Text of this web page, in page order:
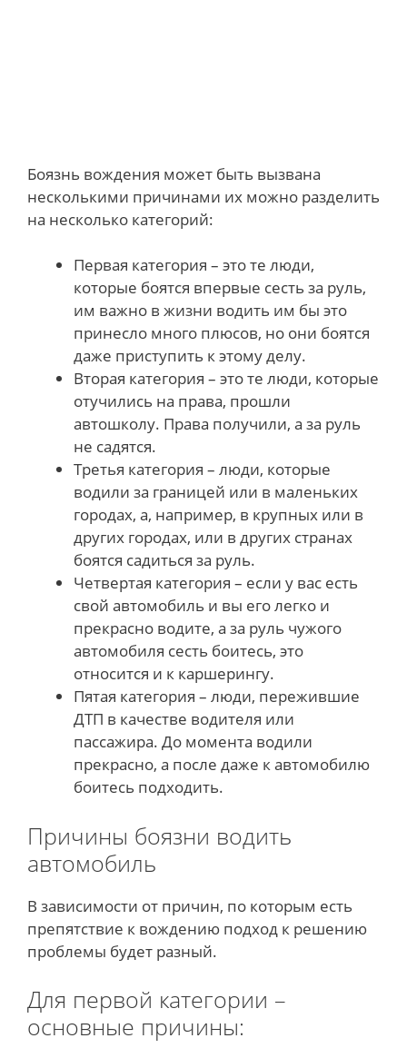
Боязнь вождения может быть вызвана
несколькими причинами их можно разделить
на несколько категорий:
Первая категория – это те люди,
которые боятся впервые сесть за руль,
им важно в жизни водить им бы это
принесло много плюсов, но они боятся
даже приступить к этому делу.
Вторая категория – это те люди, которые
отучились на права, прошли
автошколу. Права получили, а за руль
не садятся.
Третья категория – люди, которые
водили за границей или в маленьких
городах, а, например, в крупных или в
других городах, или в других странах
боятся садиться за руль.
Четвертая категория – если у вас есть
свой автомобиль и вы его легко и
прекрасно водите, а за руль чужого
автомобиля сесть боитесь, это
относится и к каршерингу.
Пятая категория – люди, пережившие
ДТП в качестве водителя или
пассажира. До момента водили
прекрасно, а после даже к автомобилю
боитесь подходить.
Причины боязни водить
автомобиль
В зависимости от причин, по которым есть
препятствие к вождению подход к решению
проблемы будет разный.
Для первой категории –
основные причины: